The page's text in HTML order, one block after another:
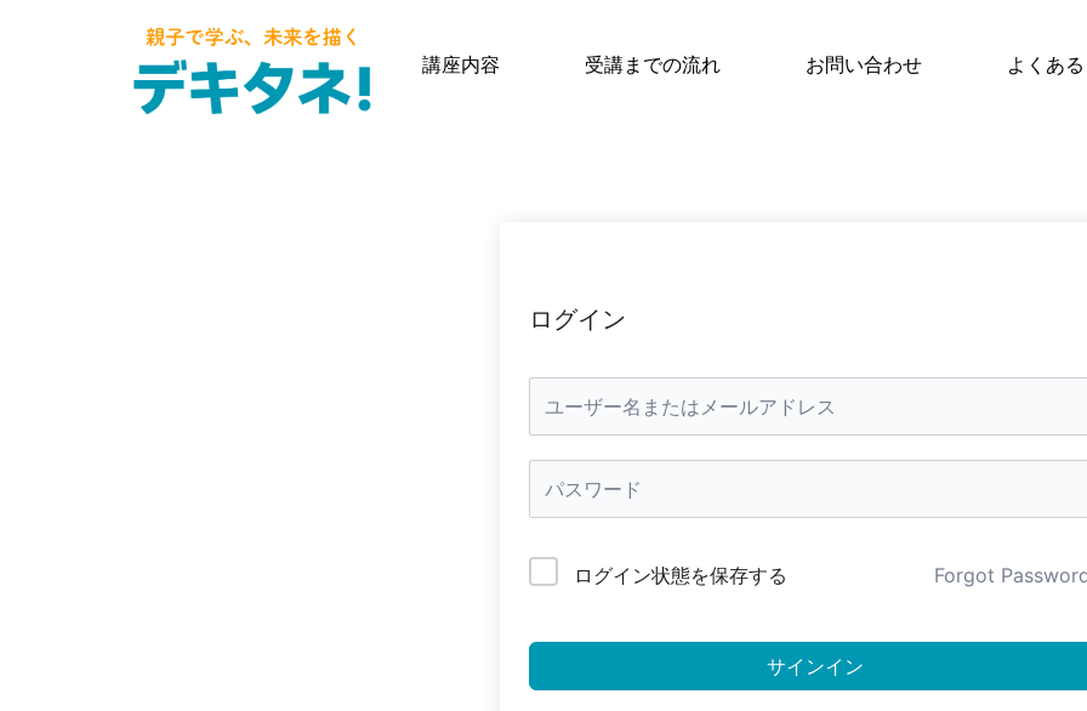
講座内容 受講までの流れ お問い合わせ よくあ
ログイン
ログイン状態を保存する Forgot
サインイン